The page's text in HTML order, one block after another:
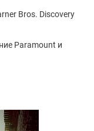
Bros. Discovery
Paramount и